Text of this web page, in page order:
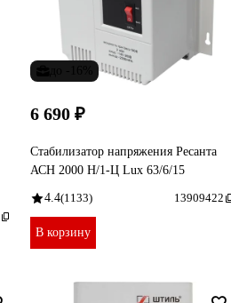
6 690 ₽
Стабилизатор напряжения Ресанта
АСН 2000 Н/1-Ц Lux 63/6/15
4.4(1133) 13909422
В корзину